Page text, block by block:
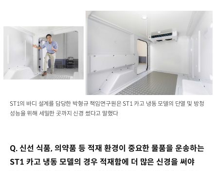
ST1의 바디 설계를 담당한 박형규 책임연구원은 ST1 카고 냉동 모델의 단열 및 방청
성능을 위해 세밀한 곳까지 신경 썼다고 말했다
Q. 신선 식품, 의약품 등 적재 환경이 중요한 물품을 운송하는
ST1 카고 냉동 모델의 경우 적재함에 더 많은 신경을 써야